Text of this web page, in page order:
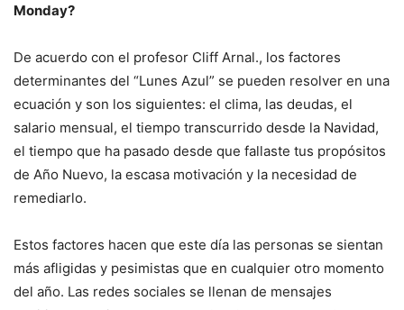
Monday?
De acuerdo con el profesor Cliff Arnal., los factores
determinantes del “Lunes Azul” se pueden resolver en una
ecuación y son los siguientes: el clima, las deudas, el
salario mensual, el tiempo transcurrido desde la Navidad,
el tiempo que ha pasado desde que fallaste tus propósitos
de Año Nuevo, la escasa motivación y la necesidad de
remediarlo.
Estos factores hacen que este día las personas se sientan
más afligidas y pesimistas que en cualquier otro momento
del año. Las redes sociales se llenan de mensajes